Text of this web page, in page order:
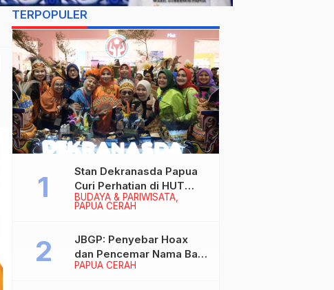
TERPOPULER
BUDAYA & PARIWISATA
PAPUA CERAH
Stan Dekranasda Papua
Curi Perhatian di HUT
Dekranas 2026, Ibu
PAPUA CERAH
JBGP: Penyebar Hoax
dan Pencemar Nama Baik
Gubernur Papua Siap